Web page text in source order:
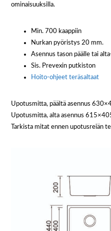
ominaisuuksilla.
Min. 700 kaappiin
Nurkan pyöristys 20 mm.
Asennus tason päälle tai
Sis. Prevexin putkiston
Hoito-ohjeet teräsaltaat
Upotusmitta, päältä asennus
Upotusmitta, alta asennus
Tarkista mitat ennen upotusreiän